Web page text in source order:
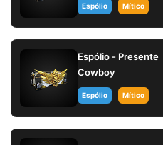
Espólio Mítico
Espólio - Presente
Cowboy
Espólio Mítico